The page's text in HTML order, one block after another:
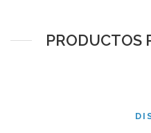
PRODUCTOS